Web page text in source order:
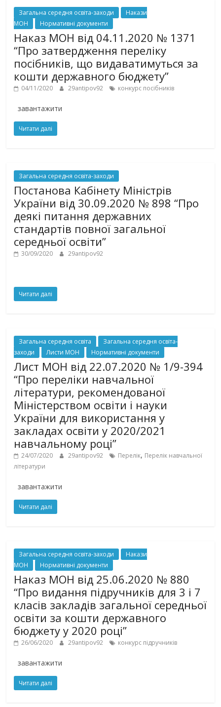
Загальна середня освіта-заходи
Накази
МОН
Нормативні документи
Наказ МОН від 04.11.2020 № 1371
“Про затвердження переліку
посібників, що видаватимуться за
кошти державного бюджету”
04/11/2020 29antipov92 конкурс посібників
завантажити
Читати далі
Загальна середня освіта-заходи
Постанова Кабінету Міністрів
України від 30.09.2020 № 898 “Про
деякі питання державних
стандартів повної загальної
середньої освіти”
30/09/2020 29antipov92
Читати далі
Загальна середня освіта
Загальна середня освіта-
заходи
Листи МОН Нормативні документи
Лист МОН від 22.07.2020 № 1/9-394
“Про переліки навчальної
літератури, рекомендованої
Міністерством освіти і науки
України для використання у
закладах освіти у 2020/2021
навчальному році”
24/07/2020 29antipov92 Перелік, Перелік навчальної
літератури
завантажити
Читати далі
Загальна середня освіта-заходи
Накази
МОН
Нормативні документи
Наказ МОН від 25.06.2020 № 880
“Про видання підручників для 3 і 7
класів закладів загальної середньої
освіти за кошти державного
бюджету у 2020 році”
26/06/2020 29antipov92 конкурс підручників
завантажити
Читати далі